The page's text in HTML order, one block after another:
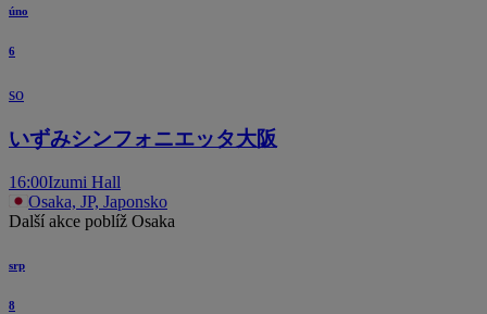
úno
6
so
いずみシンフォニエッタ大阪
16:00Izumi Hall
Osaka, JP, Japonsko
Další akce poblíž Osaka
srp
8